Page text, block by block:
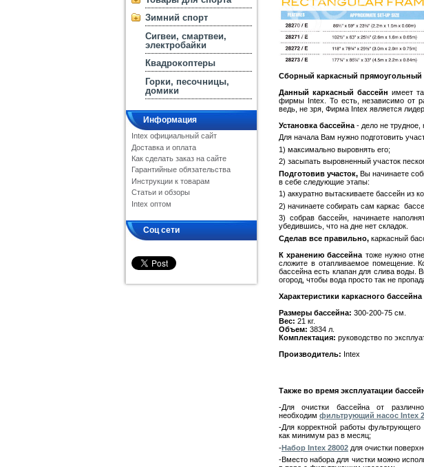
Зимний спорт
Сигвеи, смартвеи,
электробайки
Квадрокоптеры
Горки, песочницы,
домики
Информация
Intex официальный сайт
Доставка и оплата
Как сделать заказ на сайте
Гарантийные обязательства
Инструкции к товарам
Статьи и обзоры
Intex оптом
Соц сети
Сборный каркасный прямоугольный
Данный каркасный бассейн имеет
фирмы Intex. То есть, независимо от
ведь, не зря, Фирма Intex является
Установка бассейна - дело не трудное,
Для начала Вам нужно подготовить
1) максимально выровнять его;
2) засыпать выровненный участок
Подготовив участок, Вы начинаете
в себе следующие этапы:
1) аккуратно вытаскиваете бассейн из
2) начинаете собирать сам каркас
3) собрав бассейн, начинаете
убедившись, что на дне нет складок.
Сделав все правильно, каркасный
К хранению бассейна тоже нужно
сложите в отапливаемое помещение.
бассейна есть клапан для слива воды.
огород, чтобы вода просто так не
Характеристики каркасного бассейна
Размеры бассейна: 300-200-75 см.
Вес: 21 кг.
Объем: 3834 л.
Комплектация: руководство по
Производитель: Intex
Также во время эксплуатации
-Для очистки бассейна от
необходим фильтрующий насос Intex
-Для корректной работы фультрующего
как минимум раз в месяц;
-Набор Intex 28002 для очистки
-Вместо набора для чистки можно